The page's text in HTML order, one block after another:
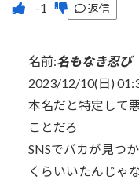
返信
名前:名もなき忍び
2023/12/10(日)
本名だと特定して
ことだろ
SNSでバカが見つ
くらいいたんじゃ